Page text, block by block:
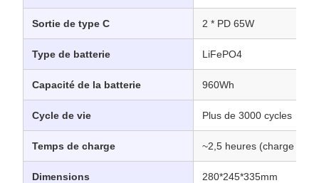
Sortie de type C 2 * PD 65W
Type de batterie LiFePO4
Capacité de la batterie 960Wh
Cycle de vie Plus de 3000 cycles
Temps de charge ~2,5 heures (charge CA,
Dimensions 280*245*335mm